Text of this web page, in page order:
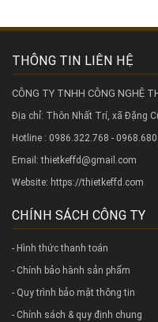
THÔNG TIN LIÊN HỆ
CÔNG TY TNHH CÔNG NGHỆ
Địa chỉ: Thôn Nhất Trí, xã Đặng
Hotline : 0986.322.768 -
Email: thietkeffd@gmail.com
Website: https://thietkeffd.com
CHÍNH SÁCH CÔNG TY
- Hình thức thanh toán
- Chính bảo hành sản phẩm
- Quy trình bảo mật thông tin
- Chính sách & quy định chung